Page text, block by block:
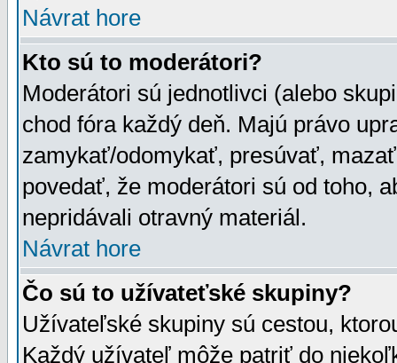
Návrat hore
Kto sú to moderátori?
Moderátori sú jednotlivci (alebo
chod fóra každý deň. Majú právo
zamykať/odomykať, presúvať,
povedať, že moderátori sú od toho,
nepridávali otravný materiál.
Návrat hore
Čo sú to užívateťské skupiny?
Užívateľské skupiny sú cestou,
Každý užívateľ môže patriť do